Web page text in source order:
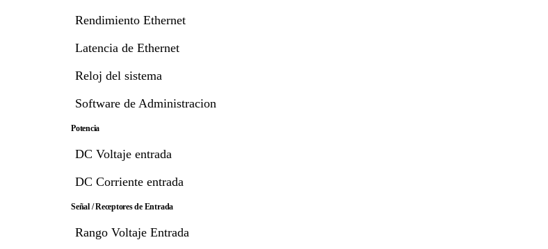
Rendimiento Ethernet
Latencia de Ethernet
Reloj del sistema
Software de Administracion
Potencia
DC Voltaje entrada
DC Corriente entrada
Señal / Receptores de Entrada
Rango Voltaje Entrada